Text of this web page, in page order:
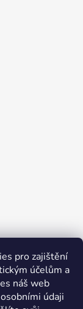
pro zajištění
účelům a
náš web
údaji